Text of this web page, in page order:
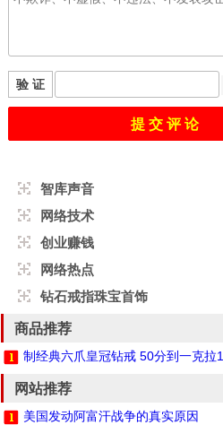
验 证
智库声音
网络技术
创业赚钱
网络热点
钻石戒指珠宝首饰
商品推荐
制经典六爪皇冠钻戒 50分到一克
网站推荐
美国发动阿富汗战争的真实原因